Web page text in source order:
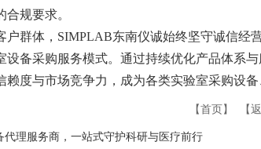
规要求。
户群体，SIMPLAB东南仪诚始终坚守诚信
备采购服务模式。通过持续优化产品体系
度与市场竞争力，成为各类实验室采购设
【首页】 【
理服务商，一站式守护科研与医疗前行